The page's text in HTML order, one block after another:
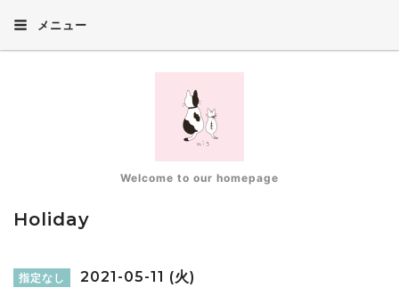
メニュー
Welcome to our homepage
Holiday
指定なし 2021-05-11 (火)